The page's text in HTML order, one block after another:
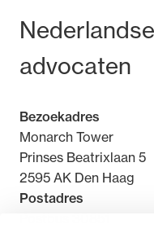
Bezoek-
advocaten
Bezoekadres
Monarch Tower
Prinses Beatrixlaan 5
2595 AK Den Haag
Postadres